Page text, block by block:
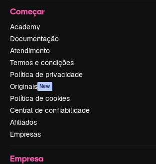
Começar
Academy
Documentação
Atendimento
Termos e condições
Política de privacidade
Originais New
Política de cookies
Central de confiabilidade
Afiliados
Empresas
Empresa